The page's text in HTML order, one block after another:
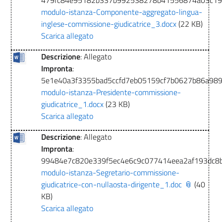
modulo-istanza-Componente-aggregato-lingua-
inglese-commissione-giudicatrice_3.docx(22 KB)
Scarica allegato
Descrizione: Allegato
Impronta:
modulo-istanza-Presidente-commissione-
giudicatrice_1.docx(23 KB)
Scarica allegato
Descrizione: Allegato
Impronta:
modulo-istanza-Segretario-commissione-
giudicatrice-con-nullaosta-dirigente_1.doc
(40
KB)
Scarica allegato